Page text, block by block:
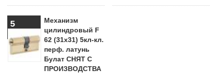
5
Механизм
цилиндровый F
62 (31х31) 5кл-кл.
перф. латунь
Булат СНЯТ С
ПРОИЗВОДСТВА